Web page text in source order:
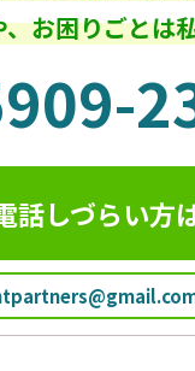
お困りごとは
話しづらい方